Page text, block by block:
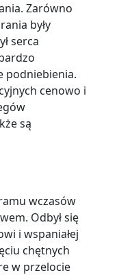
Zarówno
były
serca
podniebienia.
cenowo i
są
wczasów
Odbył się
i wspaniałej
chętnych
w przelocie